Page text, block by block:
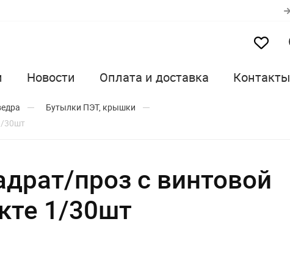
Новости Оплата и доставка Контакты
Бутылки ПЭТ, крышки
30шт
проз с винтовой
1/30шт